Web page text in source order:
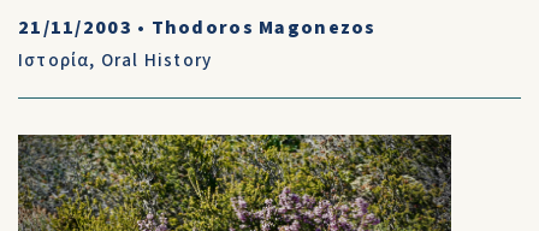
21/11/2003 • Thodoros Magonezos
Ιστορία, Oral History